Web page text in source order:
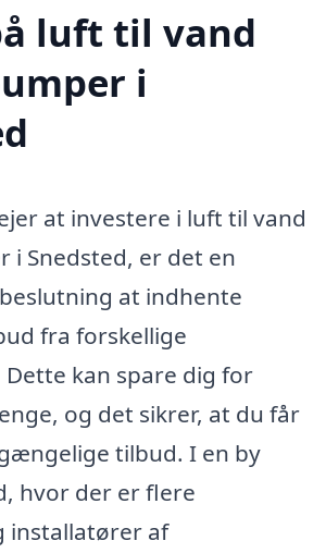
luft til vand
i
at investere i luft til vand
i Snedsted, er det en
at indhente
fra forskellige
kan spare dig for
og det sikrer, at du får
tilbud. I en by
hvor der er flere
installatører af